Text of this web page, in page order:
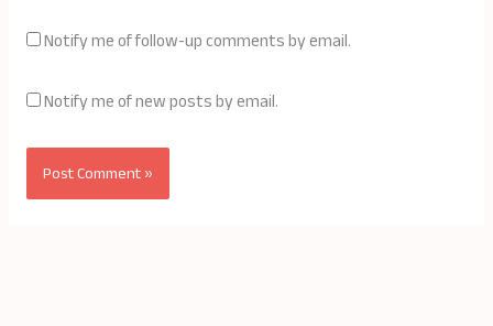
Notify me of follow-up comments by email.
Notify me of new posts by email.